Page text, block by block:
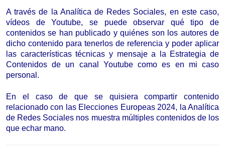
A través de la Analítica de Redes Sociales, en este caso,
vídeos de Youtube, se puede observar qué tipo de
contenidos se han publicado y quiénes son los autores de
dicho contenido para tenerlos de referencia y poder aplicar
las característicastécnicas y mensaje a la Estrategia de
Contenidos de un canal Youtube como es en mi caso
personal.
En el caso de que se quisiera compartir contenido
relacionado con las Elecciones Europeas 2024, la Analítica
de Redes Sociales nos muestra múltiples contenidos de los
que echar mano.